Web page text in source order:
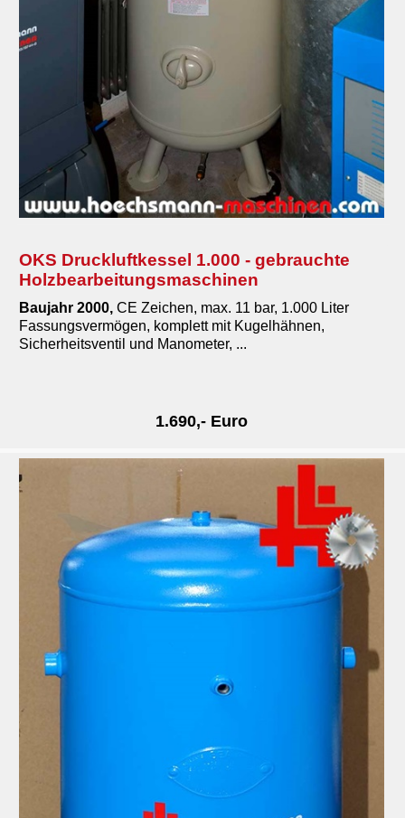
OKS Druckluftkessel 1.000 - gebrauchte
Holzbearbeitungsmaschinen
Baujahr 2000, CE Zeichen, max. 11 bar, 1.000 Liter
Fassungsvermögen, komplett mit Kugelhähnen,
Sicherheitsventil und Manometer, ...
1.690,- Euro